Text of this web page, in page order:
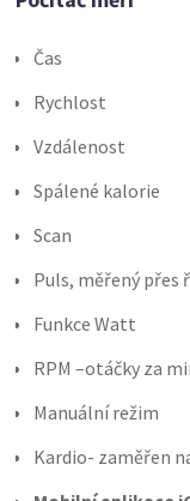
Čas
Rychlost
Vzdálenost
Spálené kalorie
Scan
Puls, měřený přes
Funkce Watt
RPM –otáčky za
Manuální režim
Kardio- zaměřen